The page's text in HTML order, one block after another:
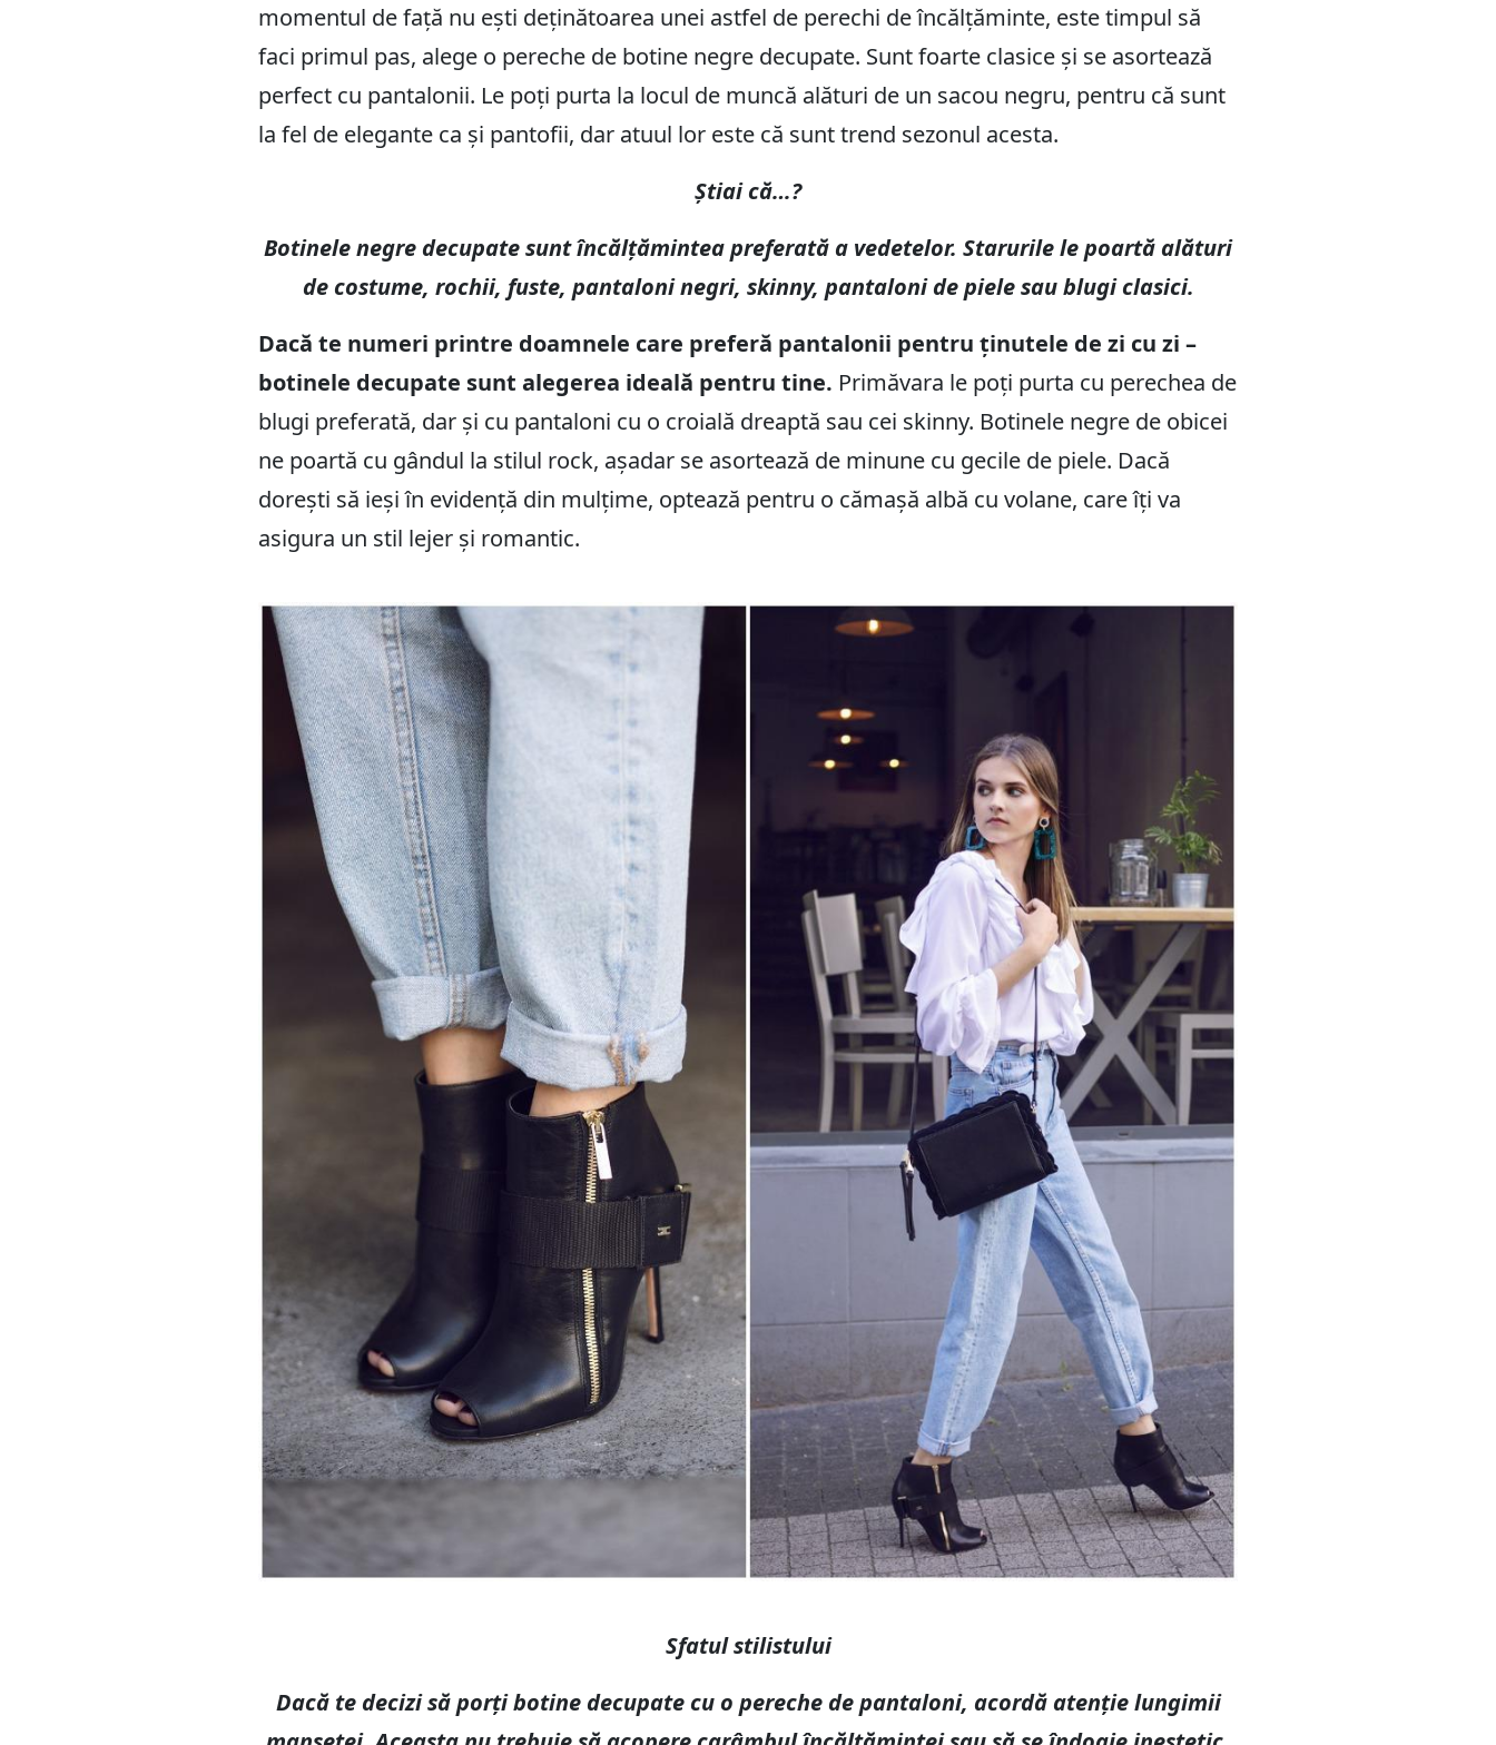
momentul de față nu ești deținătoarea unei astfel de perechi de încălțăminte, este timpul să
faci primul pas, alege o pereche de botine negre decupate. Sunt foarte clasice și se asortează
perfect cu pantalonii. Le poți purta la locul de muncă alături de un sacou negru, pentru că sunt
la fel de elegante ca și pantofii, dar atuul lor este că sunt trend sezonul acesta.
Știai că…?
Botinele negre decupate sunt încălțămintea preferată a vedetelor. Starurile le poartă alături
de costume, rochii, fuste, pantaloni negri, skinny, pantaloni de piele sau blugi clasici.
Dacă te numeri printre doamnele care preferă pantalonii pentru ținutele de zi cu zi –
botinele decupate sunt alegerea ideală pentru tine. Primăvara le poți purta cu perechea de
blugi preferată, dar și cu pantaloni cu o croială dreaptă sau cei skinny. Botinele negre de obicei
ne poartă cu gândul la stilul rock, așadar se asortează de minune cu gecile de piele. Dacă
dorești să ieși în evidență din mulțime, optează pentru o cămașă albă cu volane, care îți va
asigura un stil lejer și romantic.
Sfatul stilistului
Dacă te decizi să porți botine decupate cu o pereche de pantaloni, acordă atenție lungimii